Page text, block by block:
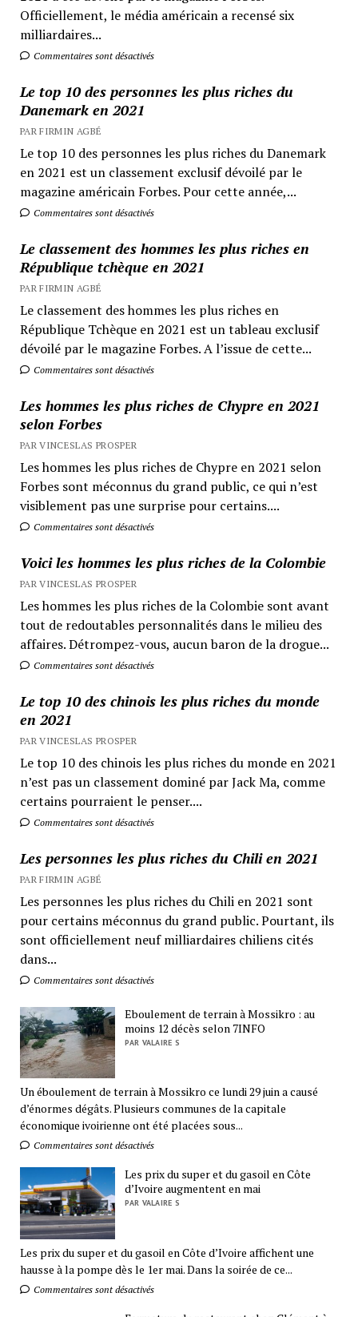
Officiellement, le média américain a recensé six
milliardaires...
Commentaires sont désactivés
Le top 10 des personnes les plus riches du
Danemark en 2021
PAR FIRMIN AGBÉ
Le top 10 des personnes les plus riches du Danemark
en 2021 est un classement exclusif dévoilé par le
magazine américain Forbes. Pour cette année,...
Commentaires sont désactivés
Le classement des hommes les plus riches en
République tchèque en 2021
PAR FIRMIN AGBÉ
Le classement des hommes les plus riches en
République Tchèque en 2021 est un tableau exclusif
dévoilé par le magazine Forbes. A l’issue de cette...
Commentaires sont désactivés
Les hommes les plus riches de Chypre en 2021
selon Forbes
PAR VINCESLAS PROSPER
Les hommes les plus riches de Chypre en 2021 selon
Forbes sont méconnus du grand public, ce qui n’est
visiblement pas une surprise pour certains....
Commentaires sont désactivés
Voici les hommes les plus riches de la Colombie
PAR VINCESLAS PROSPER
Les hommes les plus riches de la Colombie sont avant
tout de redoutables personnalités dans le milieu des
affaires. Détrompez-vous, aucun baron de la drogue...
Commentaires sont désactivés
Le top 10 des chinois les plus riches du monde
en 2021
PAR VINCESLAS PROSPER
Le top 10 des chinois les plus riches du monde en 2021
n’est pas un classement dominé par Jack Ma, comme
certains pourraient le penser....
Commentaires sont désactivés
Les personnes les plus riches du Chili en 2021
PAR FIRMIN AGBÉ
Les personnes les plus riches du Chili en 2021 sont
pour certains méconnus du grand public. Pourtant, ils
sont officiellement neuf milliardaires chiliens cités
dans...
Commentaires sont désactivés
Eboulement de terrain à Mossikro : au
moins 12 décès selon 7INFO
PAR VALAIRE S
Un éboulement de terrain à Mossikro ce lundi 29 juin a causé
d’énormes dégâts. Plusieurs communes de la capitale
économique ivoirienne ont été placées sous...
Commentaires sont désactivés
Les prix du super et du gasoil en Côte
d’Ivoire augmentent en mai
PAR VALAIRE S
Les prix du super et du gasoil en Côte d’Ivoire affichent une
hausse à la pompe dès le 1er mai. Dans la soirée de ce...
Commentaires sont désactivés